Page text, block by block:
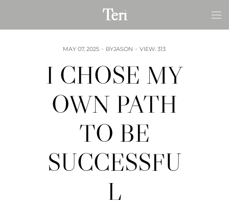
content
Teri
MAY 07, 2025 BYJASON VIEW: 313
I CHOSE MY
OWN PATH
TO BE
SUCCESSFU
L